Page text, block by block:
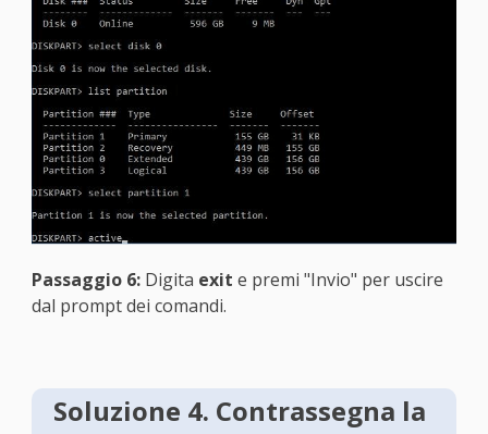
Passaggio 6:Digita exit e premi "Invio" per uscire
dal prompt dei comandi.
Soluzione 4. Contrassegna la